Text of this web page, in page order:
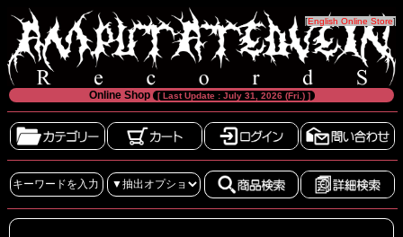
[English Online Store]
Online Shop [ Last Update : July 31, 2026 (Fri.) ]